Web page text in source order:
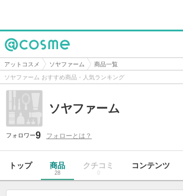
@cosme
アットコスメ ソヤファーム
商品一覧
ソヤファーム おすすめ商品・人気ランキング
ソヤファーム
フォロワー9 フォローとは？
トップ 商品
28
クチコミ
0
コンテンツ